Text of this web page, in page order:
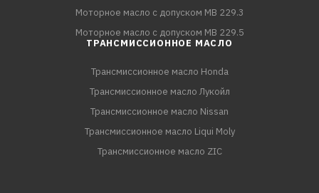
Моторное масло с допуском MB 229.3
Моторное масло с допуском MB 229.5
ТРАНСМИССИОННОЕ МАСЛО
Трансмиссионное масло Honda
Трансмиссионное масло Лукойл
Трансмиссионное масло Nissan
Трансмиссионное масло Liqui Moly
Трансмиссионное масло ZIC